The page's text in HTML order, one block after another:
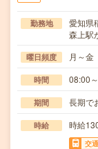
勤務地
愛知県
森上駅
曜日頻度 月～金
時間 08:00
期間 長期で
時給 時給
交